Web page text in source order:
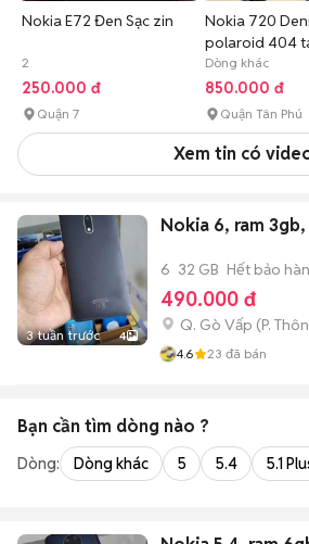
Nokia E72 Đen Sạc zin
2
250.000 đ
Quận 7
Nokia 720
polaroid 404
dock logitec
Dòng khác
850.000 đ
Quận Tân Phú
Xem tin có
3 tuần trước 4
Nokia 6, ram
6 32 GB Hết bảo
490.000 đ
Q. Gò Vấp (P.
4.6 23 đã bán
Bạn cần tìm dòng nào ?
Dòng: Dòng khác 5 5.4 5.1